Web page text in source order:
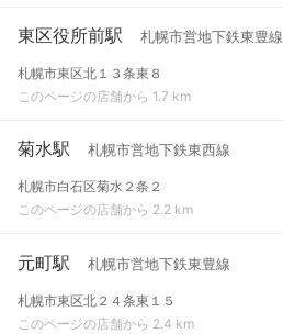
東区役所前駅 札幌市営地下鉄東豊線
札幌市東区北１３条東８
このページの店舗から 1.7 km
菊水駅 札幌市営地下鉄東西線
札幌市白石区菊水２条２
このページの店舗から 2.2 km
元町駅 札幌市営地下鉄東豊線
札幌市東区北２４条東１５
このページの店舗から 2.4 km